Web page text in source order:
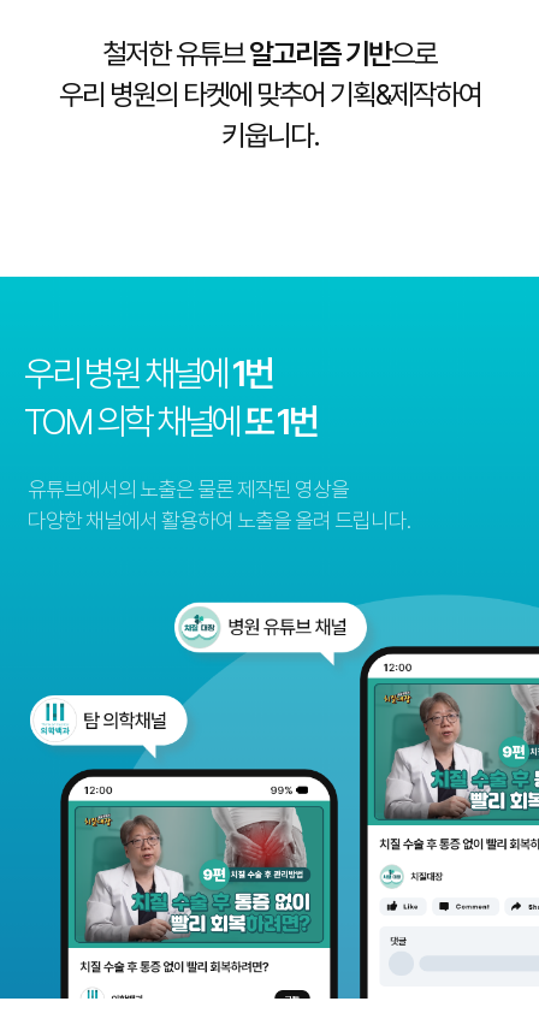
철저한 유튜브알고리즘 기반으로
우리 병원의 타켓에 맞추어 기획&제작하여
키웁니다.
우리 병원 채널에1번
TOM 의학 채널에또 1번
유튜브에서의 노출은 물론 제작된 영상을
다양한 채널에서 활용하여 노출을 올려 드립니다.